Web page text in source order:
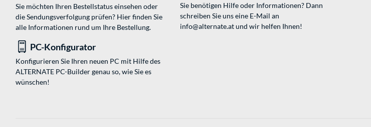
Sie möchten Ihren Bestellstatus einsehen oder
die Sendungsverfolgung prüfen? Hier finden Sie
alle Informationen rund um Ihre Bestellung.
Sie benötigen Hilfe oder Informationen? Dann
schreiben Sie uns eine E-Mail an
info@alternate.atund wir helfen Ihnen!
PC-Konfigurator
Konfigurieren Sie Ihren neuen PC mit Hilfe des
ALTERNATE PC-Builder genau so, wie Sie es
wünschen!